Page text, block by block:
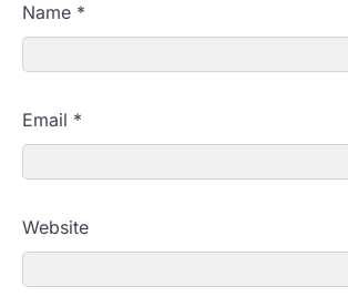
Name *
Email *
Website